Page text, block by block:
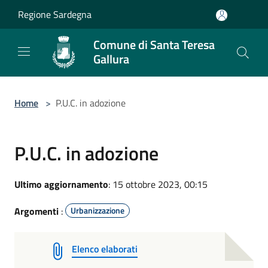
Regione Sardegna
Comune di Santa Teresa
Gallura
Home > P.U.C. in adozione
P.U.C. in adozione
Ultimo aggiornamento: 15 ottobre 2023, 00:15
Argomenti : Urbanizzazione
Elenco elaborati